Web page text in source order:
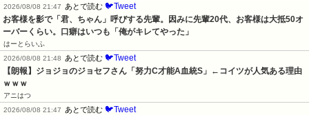
2026/08/08 21:47
あとで読む 🐦Tweet
お客様を影で「君、ちゃん」呼びする先輩。因みに先輩20代、お客様は大抵50オ
ーバーくらい。口癖はいつも「俺がキレてやった」
はーとらいふ
2026/08/08 21:48
あとで読む 🐦Tweet
【朗報】ジョジョのジョセフさん「努力C才能A血統S」←コイツが人気ある理由
ｗｗｗ
アニはつ
2026/08/08 21:47
あとで読む 🐦Tweet